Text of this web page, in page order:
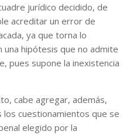
jurídico decidido, de
acreditar un error de
ya que torna lo
hipótesis que no admite
pues supone la inexistencia
cabe agregar, además,
cuestionamientos que se
elegido por la